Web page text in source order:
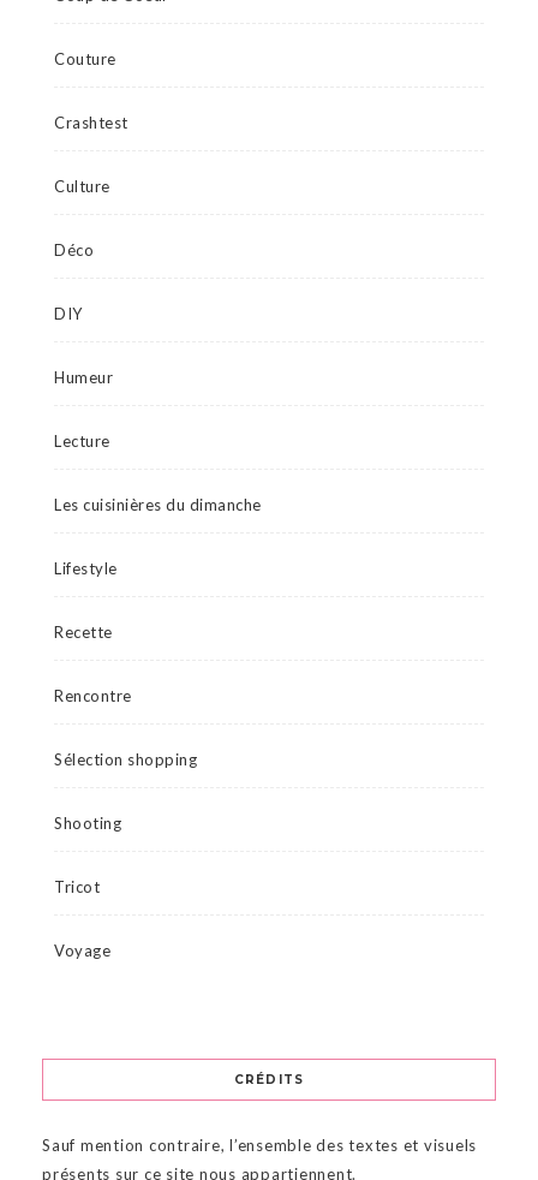
Couture
Crashtest
Culture
Déco
DIY
Humeur
Lecture
Les cuisinières du dimanche
Lifestyle
Recette
Rencontre
Sélection shopping
Shooting
Tricot
Voyage
CRÉDITS
Sauf mention contraire, l’ensemble des textes et visuels
présents sur ce site nous appartiennent.